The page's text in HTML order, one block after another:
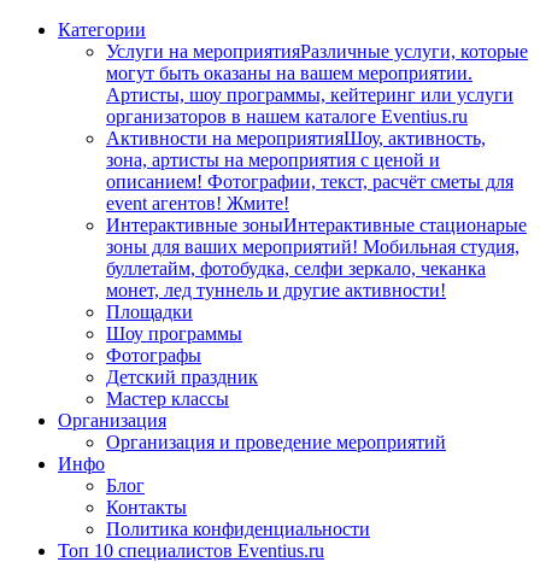
Категории
Услуги на мероприятияРазличные услуги, которые
могут быть оказаны на вашем мероприятии.
Артисты, шоу программы, кейтеринг или услуги
организаторов в нашем каталоге Eventius.ru
Активности на мероприятияШоу, активность,
зона, артисты на мероприятия с ценой и
описанием! Фотографии, текст, расчёт сметы для
event агентов! Жмите!
Интерактивные зоныИнтерактивные стационарые
зоны для ваших мероприятий! Мобильная студия,
буллетайм, фотобудка, селфи зеркало, чеканка
монет, лед туннель и другие активности!
Площадки
Шоу программы
Фотографы
Детский праздник
Мастер классы
Организация
Организация и проведение мероприятий
Инфо
Блог
Контакты
Политика конфиденциальности
Топ 10 специалистов Eventius.ru